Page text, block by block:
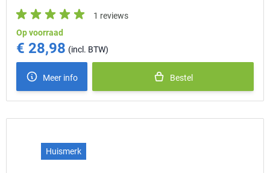
1 reviews
Op voorraad
€ 28,98
Meer info Bestel
Huismerk